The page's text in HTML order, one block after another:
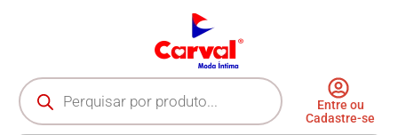
Entre ou
Cadastre-se